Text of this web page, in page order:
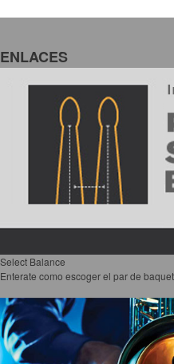
ENLACES
Select Balance
Enterate como escoger el par de